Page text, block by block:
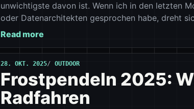
unwichtigste davon ist. Wenn ich in den letzten
oder Datenarchitekten gesprochen habe, dreht
Read more
28. OKT. 2025 OUTDOOR
Frostpendeln 2025:
Radfahren